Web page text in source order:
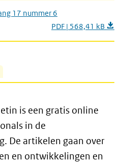
17 nummer 6
PDF | 568,41 kB
is een gratis online
in de
De artikelen gaan over
en ontwikkelingen en